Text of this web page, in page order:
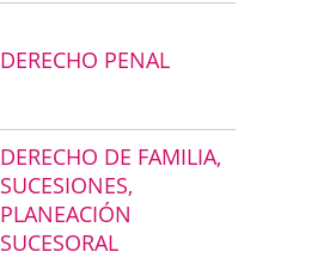
DERECHO PENAL
DERECHO DE FAMILIA,
SUCESIONES,
PLANEACIÓN
SUCESORAL